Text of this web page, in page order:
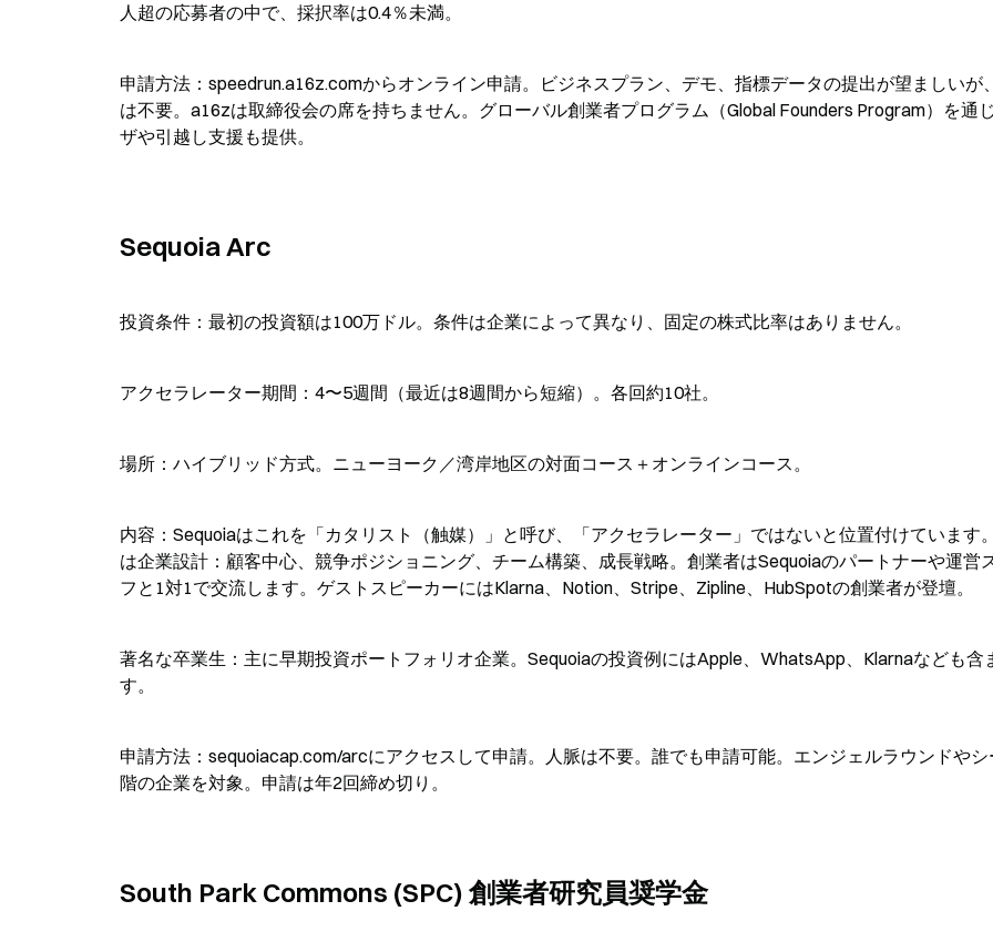
人超の応募者の中で、採択率は0.4％未満。
申請方法：speedrun.a16z.comからオンライン申請。ビジネスプラン、デモ、指標データの提出が望ましいが
は不要。a16zは取締役会の席を持ちません。グローバル創業者プログラム（Global Founders Program）を通
ザや引越し支援も提供。
Sequoia Arc
投資条件：最初の投資額は100万ドル。条件は企業によって異なり、固定の株式比率はありません。
アクセラレーター期間：4〜5週間（最近は8週間から短縮）。各回約10社。
場所：ハイブリッド方式。ニューヨーク／湾岸地区の対面コース＋オンラインコース。
内容：Sequoiaはこれを「カタリスト（触媒）」と呼び、「アクセラレーター」ではないと位置付けています
は企業設計：顧客中心、競争ポジショニング、チーム構築、成長戦略。創業者はSequoiaのパートナーや運営
フと1対1で交流します。ゲストスピーカーにはKlarna、Notion、Stripe、Zipline、HubSpotの創業者が登壇。
著名な卒業生：主に早期投資ポートフォリオ企業。Sequoiaの投資例にはApple、WhatsApp、Klarnaなども含
す。
申請方法：sequoiacap.com/arcにアクセスして申請。人脈は不要。誰でも申請可能。エンジェルラウンドや
階の企業を対象。申請は年2回締め切り。
South Park Commons (SPC) 創業者研究員奨学金